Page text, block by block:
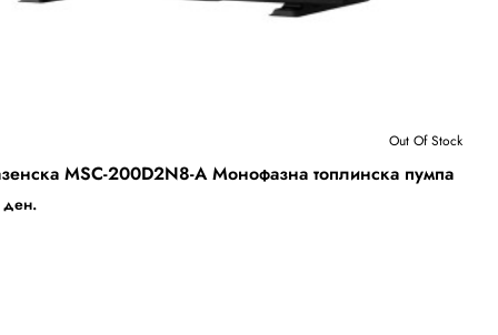
Бесплатна Достава
Out Of Stock
MSC-200D2N8-A Монофазна топлинска пумпа
ден.